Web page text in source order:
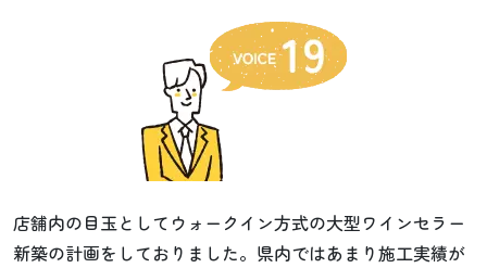
店舗内の目玉としてウォークイン方式の大型ワインセラー
新築の計画をしておりました。県内ではあまり施工実績が